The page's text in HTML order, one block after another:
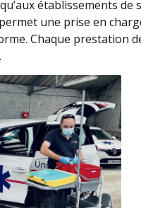
établissements
une prise en
Chaque prestation